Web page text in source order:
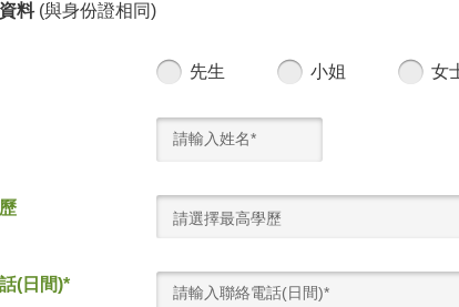
料 (與身份證相同)
先生 小姐 女
請選擇最高學歷
(日間)*